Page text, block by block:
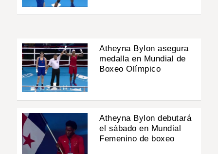
Atheyna Bylon asegura
medalla en Mundial de
Boxeo Olímpico
Atheyna Bylon debutará
el sábado en Mundial
Femenino de boxeo